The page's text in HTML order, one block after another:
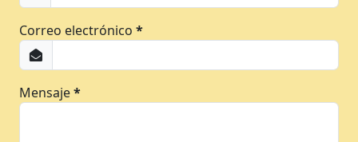
Correo electrónico *
Mensaje*